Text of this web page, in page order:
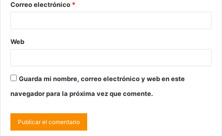
Correo electrónico *
Web
Guarda mi nombre, correo electrónico y web en este
navegador para la próxima vez que comente.